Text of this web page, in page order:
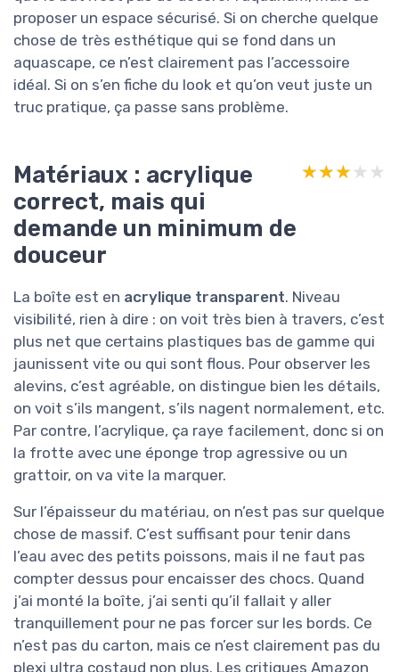
proposer un espace sécurisé. Si on cherche quelque
chose de très esthétique qui se fond dans un
aquascape, ce n’est clairement pas l’accessoire
idéal. Si on s’en fiche du look et qu’on veut juste un
truc pratique, ça passe sans problème.
Matériaux : acrylique
correct, mais qui
demande un minimum de
douceur
★★★★★
★★★★★
La boîte est en acrylique transparent. Niveau
visibilité, rien à dire : on voit très bien à travers, c’est
plus net que certains plastiques bas de gamme qui
jaunissent vite ou qui sont flous. Pour observer les
alevins, c’est agréable, on distingue bien les détails,
on voit s’ils mangent, s’ils nagent normalement, etc.
Par contre, l’acrylique, ça raye facilement, donc si on
la frotte avec une éponge trop agressive ou un
grattoir, on va vite la marquer.
Sur l’épaisseur du matériau, on n’est pas sur quelque
chose de massif. C’est suffisant pour tenir dans
l’eau avec des petits poissons, mais il ne faut pas
compter dessus pour encaisser des chocs. Quand
j’ai monté la boîte, j’ai senti qu’il fallait y aller
tranquillement pour ne pas forcer sur les bords. Ce
n’est pas du carton, mais ce n’est clairement pas du
plexi ultra costaud non plus. Les critiques Amazon